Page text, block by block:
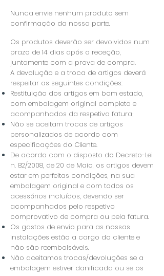
Nunca envie nenhum produto sem
confirmação da nossa parte.
Os produtos deverão ser devolvidos num
prazo de 14 dias após a receção,
juntamente com a prova de compra.
A devolução e a troca de artigos deverá
respeitar as seguintes condições:
Restituição dos artigos em bom estado,
com embalagem original completa e
acompanhados da respetiva fatura;
Não se aceitam trocas de artigos
personalizados de acordo com
especificações do Cliente.
De acordo com o disposto do Decreto-Lei
n. 82/2008, de 20 de Maio, os artigos devem
estar em perfeitas condições, na sua
embalagem original e com todos os
acessórios incluídos, devendo ser
acompanhados pelo respetivo
comprovativo de compra ou pela fatura.
​Os gastos de envio para as nossas
instalações estão a cargo do cliente e
não são reembolsáveis.
Não aceitamos trocas/devoluções se a
embalagem estiver danificada ou se os